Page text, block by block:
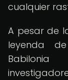
cualquier
A pesar de
leyenda